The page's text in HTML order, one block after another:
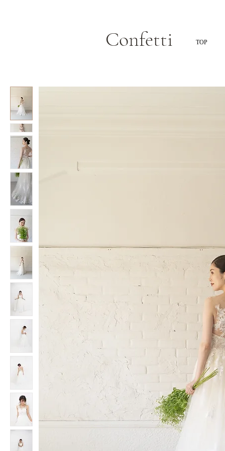
Confetti TOP